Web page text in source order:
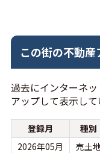
この街の不動
過去にインターネ
アップして表示して
登録月 種別
2026年05月
売土地